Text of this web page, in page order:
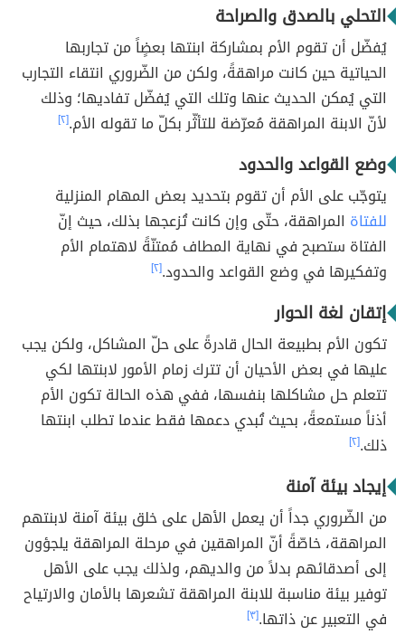
التحلي بالصدق والصراحة
يُفضّل أن تقوم الأم بمشاركة ابنتها بعضٍاً من تجاربها
الحياتية حين كانت مراهقةً، ولكن من الضّروري انتقاء التجارب
التي يُمكن الحديث عنها وتلك التي يُفضّل تفاديها؛ وذلك
لأنّ الابنة المراهقة مُعرّضة للتأثّر بكلّ ما تقوله الأم.[٢]
وضع القواعد والحدود
يتوجّب على الأم أن تقوم بتحديد بعض المهام المنزلية
للفتاة المراهقة، حتّى وإن كانت تُزعجها بذلك، حيث إنّ
الفتاة ستصبح في نهاية المطاف مُمتنّةً لاهتمام الأم
وتفكيرها في وضع القواعد والحدود.[٢]
إتقان لغة الحوار
تكون الأم بطبيعة الحال قادرةً على حلّ المشاكل، ولكن يجب
عليها في بعض الأحيان أن تترك زمام الأمور لابنتها لكي
تتعلم حل مشاكلها بنفسها، ففي هذه الحالة تكون الأم
أذناً مستمعةً، بحيث تُبدي دعمها فقط عندما تطلب ابنتها
ذلك.[٢]
إيجاد بيئة آمنة
من الضّروري جداً أن يعمل الأهل على خلق بيئة آمنة لابنتهم
المراهقة، خاصّةً أنّ المراهقين في مرحلة المراهقة يلجؤون
إلى أصدقائهم بدلاً من والديهم، ولذلك يجب على الأهل
توفير بيئة مناسبة للابنة المراهقة تشعرها بالأمان والارتياح
في التعبير عن ذاتها.[٣]